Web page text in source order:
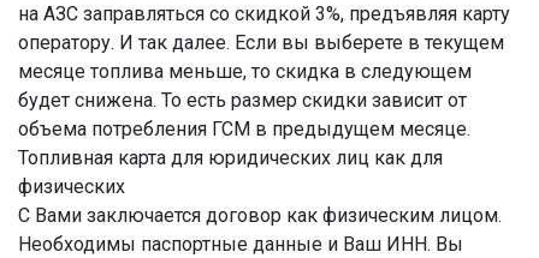
на АЗС заправляться со скидкой 3%, предъявляя карту
оператору. И так далее. Если вы выберете в текущем
месяце топлива меньше, то скидка в следующем
будет снижена. То есть размер скидки зависит от
объема потребления ГСМ в предыдущем месяце.
Топливная карта для юридических лиц как для
физических
С Вами заключается договор как физическим лицом.
Необходимы паспортные данные и Ваш ИНН. Вы